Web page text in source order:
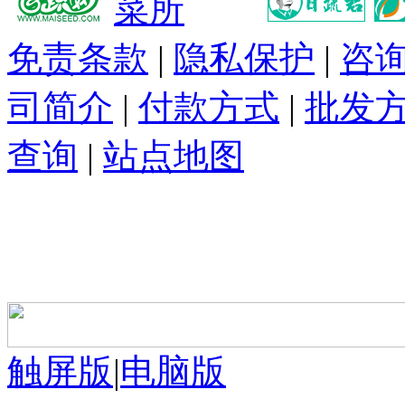
免责条款 | 隐私保护 | 咨
司简介 | 付款方式 | 批发
查询 | 站点地图
触屏版|电脑版